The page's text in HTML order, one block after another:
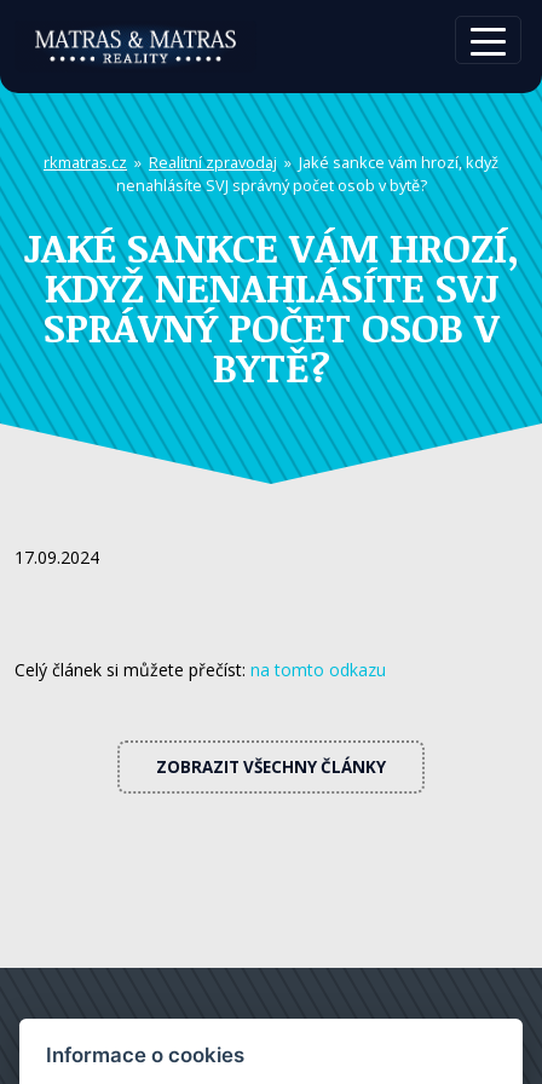
rkmatras.cz » Realitní zpravodaj » Jaké sankce vám hrozí, když
nenahlásíte SVJ správný počet osob v bytě?
JAKÉ SANKCE VÁM HROZÍ,
KDYŽ NENAHLÁSÍTE SVJ
SPRÁVNÝ POČET OSOB V
BYTĚ?
17.09.2024
Celý článek si můžete přečíst: na tomto odkazu
ZOBRAZIT VŠECHNY ČLÁNKY
Informace o cookies